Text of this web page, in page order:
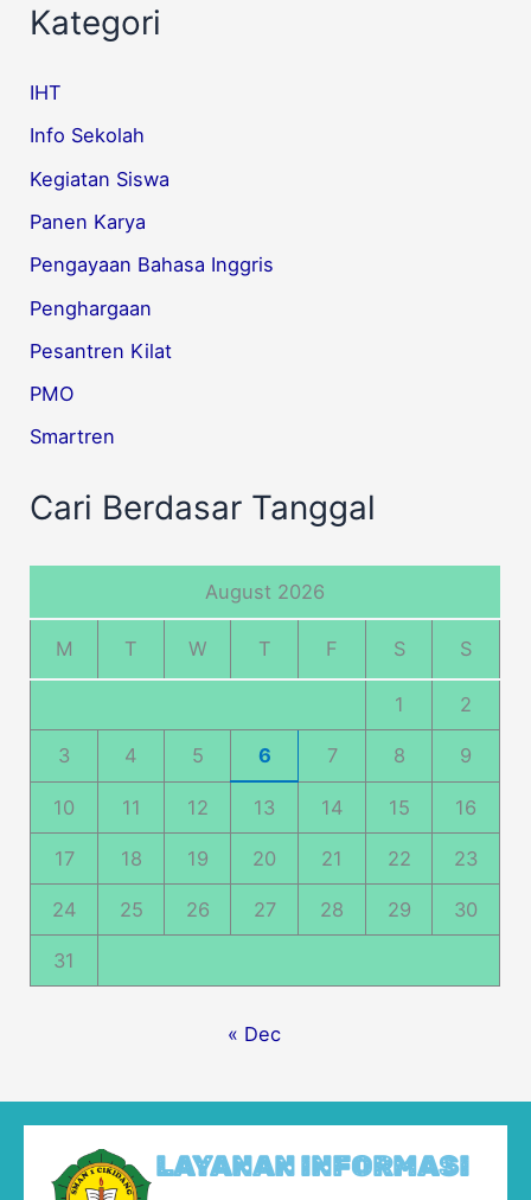
Kategori
IHT
Info Sekolah
Kegiatan Siswa
Panen Karya
Pengayaan Bahasa Inggris
Penghargaan
Pesantren Kilat
PMO
Smartren
Cari Berdasar Tanggal
August 2026
M T W T F S S
1 2
3 4 5 6 7 8 9
10 11 12 13 14 15 16
17 18 19 20 21 22 23
24 25 26 27 28 29 30
31
« Dec
LAYANAN INFORMASI